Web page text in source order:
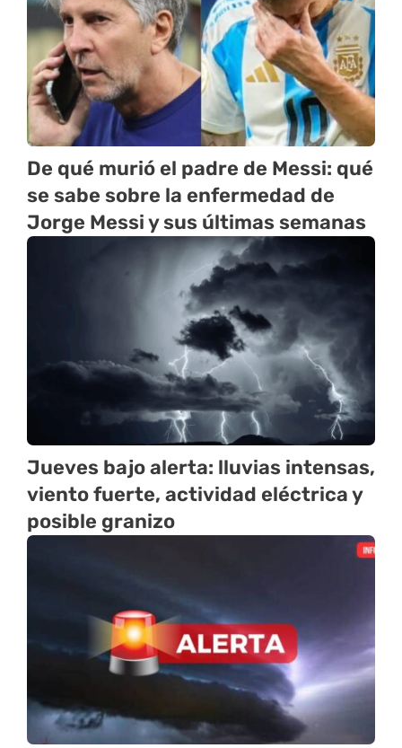
De qué murió el padre de Messi: qué
se sabe sobre la enfermedad de
Jorge Messi y sus últimas semanas
Jueves bajo alerta: lluvias intensas,
viento fuerte, actividad eléctrica y
posible granizo